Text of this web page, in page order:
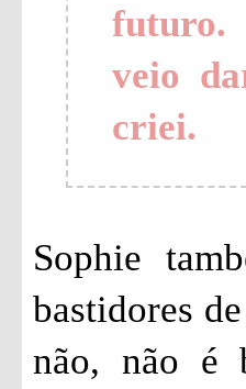
futuro.
veio
criei.
Sophie
bastidores
não, não é